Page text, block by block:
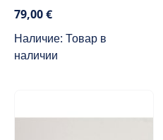
79,00 €
Наличие: Товар в
наличии